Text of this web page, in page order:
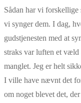
Sådan har vi forskellige
vi synger dem. I dag,
gudstjenesten med at
straks var luften et
manglet. Jeg er helt
I ville have nævnt det
om noget blevet det,